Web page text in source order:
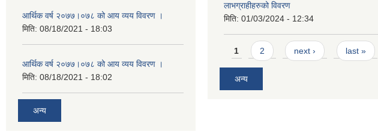
आर्थिक वर्ष २०७७।०७८ को आय व्यय विवरण ।
मिति: 08/18/2021 - 18:03
आर्थिक वर्ष २०७७।०७८ को आय व्यय विवरण ।
मिति: 08/18/2021 - 18:02
अन्य
लाभग्राहीहरुको विवरण
मिति: 01/03/2024 - 12:34
Pages
1 2 next › last »
अन्य